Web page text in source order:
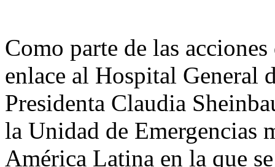
Como parte de las
enlace al Hospital General
Presidenta Claudia
la Unidad de Emergencias
América Latina en la que